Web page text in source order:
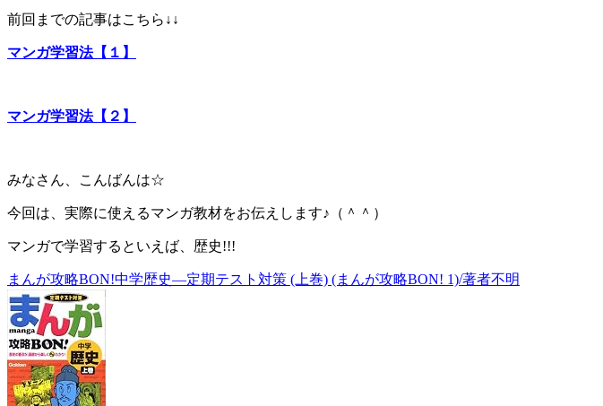
前回までの記事はこちら↓↓
マンガ学習法【１】
マンガ学習法【２】
みなさん、こんばんは☆
今回は、実際に使えるマンガ教材をお伝えします♪（＾＾）
マンガで学習するといえば、歴史!!!
まんが攻略BON!中学歴史―定期テスト対策 (上巻) (まんが攻略BON! 1)/著者不明